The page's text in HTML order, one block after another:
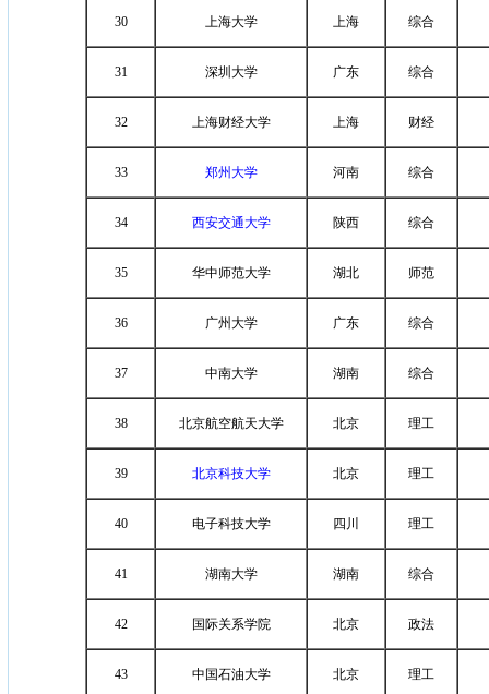
30 上海大学 上海 综合
31 深圳大学 广东 综合
32 上海财经大学 上海 财经
33 郑州大学 河南 综合
34 西安交通大学 陕西 综合
35 华中师范大学 湖北 师范
36 广州大学 广东 综合
37 中南大学 湖南 综合
38 北京航空航天大学 北京 理工
39 北京科技大学 北京 理工
40 电子科技大学 四川 理工
41 湖南大学 湖南 综合
42 国际关系学院 北京 政法
43 中国石油大学 北京 理工